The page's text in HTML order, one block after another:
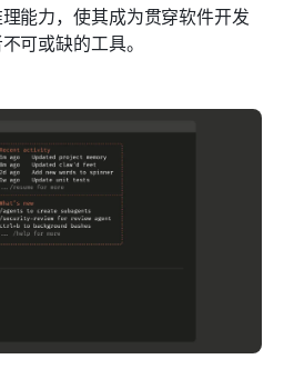
能力，使其成为贯穿软件开发
可或缺的工具。